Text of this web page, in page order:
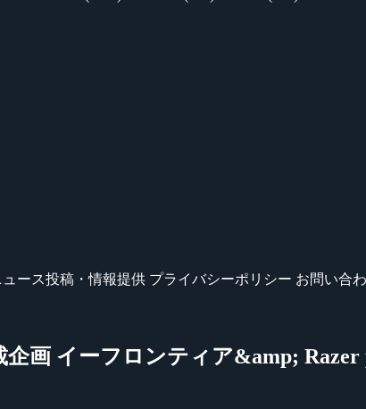
ュース投稿・情報提供 プライバシーポリシー お問い合
企画 イーフロンティア&amp;